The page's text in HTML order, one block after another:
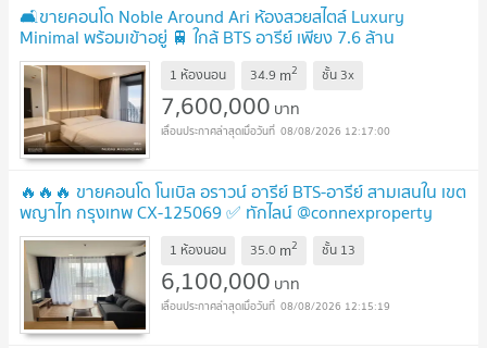
🛋️ขายคอนโด Noble Around Ari ห้องสวยสไตล์ Luxury
Minimal พร้อมเข้าอยู่ 🚆 ใกล้ BTS อารีย์ เพียง 7.6 ล้าน
บาท
1 ห้องนอน 34.9 m2 ชั้น 3x
7,600,000 บาท
08/08/2026 12:17:00
🔥🔥🔥 ขายคอนโด โนเบิล อราวน์ อารีย์ BTS-อารีย์ สามเสนใน เขต
พญาไท กรุงเทพ CX-125069 ✅ ทักไลน์ @connexproperty
ตอบทันที ทีมงานมืออาชีพ ✅ 🔥🔥🔥
1 ห้องนอน 35.0 m2 ชั้น 13
6,100,000 บาท
08/08/2026 12:15:19